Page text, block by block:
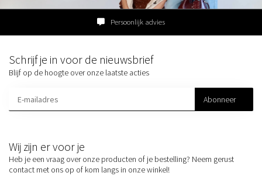
Persoonlijk advies
Wij zijn er voor je
Heb je een vraag over onze producten of je bestelling? Neem gerust
contact met ons op of kom langs in onze winkel!
Schrijf je in voor de nieuwsbrief
Blijf op de hoogte over onze laatste acties
Abonneer